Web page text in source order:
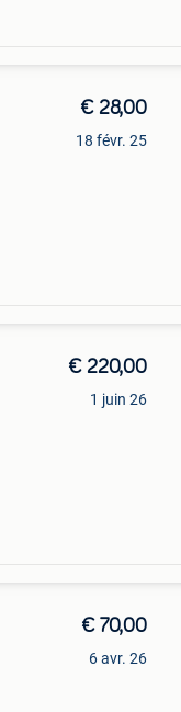
€ 28,00
18 févr. 25
€ 220,00
1 juin 26
€ 70,00
6 avr. 26